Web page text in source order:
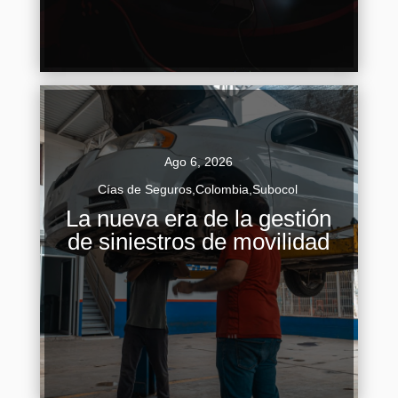
Ago 6, 2026
Cías de Seguros, Colombia Subocol
La nueva era de la gestión
de siniestros de movilidad
Gestión de siniestros de movilidad La gestión de
siniestros de movilidad atraviesa un momento
de transformación profunda. Durante décadas,
el proceso de atención de...
Continuar Leyendo